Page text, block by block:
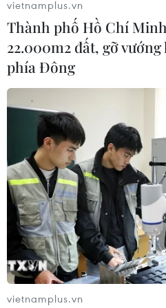
Nâng cao hiệu quả
giới Việt Nam-
19/08/2019 07:20
Chương trình Giao lưu hữu
Campuchia 2019 sẽ bao
cột mốc chủ quyền và tổ chức
cột mốc 275 tại Cửa khẩu
vietnamplus.vn
Thành phố Hồ Chí
22.000m2 đất, gỡ
phía Đông
vietnamplus.vn